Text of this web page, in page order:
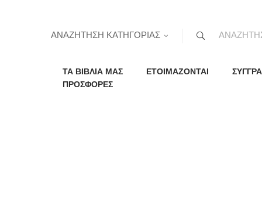
ΑΝΑΖΗΤΗΣΗ ΚΑΤΗΓΟΡΙΑΣ
ΤΑ ΒΙΒΛΙΑ ΜΑΣ ΕΤΟΙΜΑΖΟΝΤΑΙ
ΠΡΟΣΦΟΡΕΣ